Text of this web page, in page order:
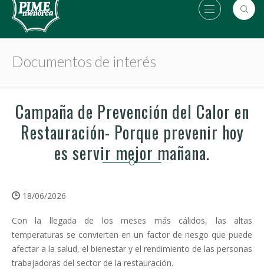
Documentos de interés
Campaña de Prevención del Calor en
Restauración- Porque prevenir hoy
es servir mejor mañana.
18/06/2026
Con la llegada de los meses más cálidos, las altas
temperaturas se convierten en un factor de riesgo que puede
afectar a la salud, el bienestar y el rendimiento de las personas
trabajadoras del sector de la restauración.